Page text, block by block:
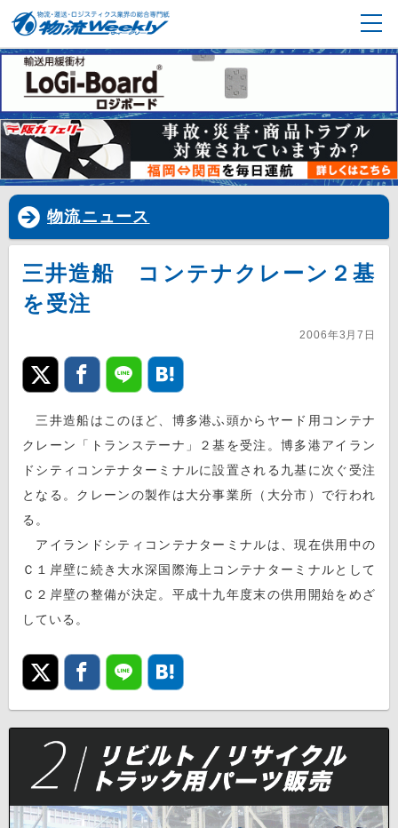
物流ニュース
三井造船 コンテナクレーン２基
を受注
2006年3月7日
三井造船はこのほど、博多港ふ頭からヤード用コンテナ
クレーン「トランステーナ」２基を受注。博多港アイラン
ドシティコンテナターミナルに設置される九基に次ぐ受注
となる。クレーンの製作は大分事業所（大分市）で行われ
る。
アイランドシティコンテナターミナルは、現在供用中の
Ｃ１岸壁に続き大水深国際海上コンテナターミナルとして
Ｃ２岸壁の整備が決定。平成十九年度末の供用開始をめざ
している。